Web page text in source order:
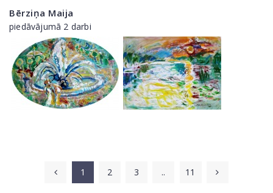
Bērziņa Maija
piedāvājumā 2 darbi
1 2 3 .. 11